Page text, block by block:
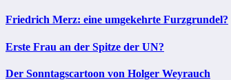
Friedrich Merz: eine umgekehrte Furzgrundel?
Erste Frau an der Spitze der UN?
Der Sonntagscartoon von Holger Weyrauch